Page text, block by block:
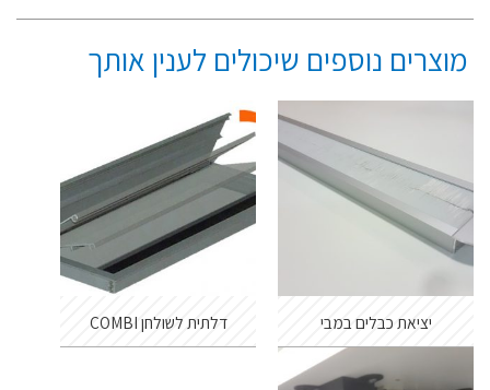
מוצרים נוספים שיכולים לענין אותך
יציאת כבלים במבי דלתית לשולחן COMBI